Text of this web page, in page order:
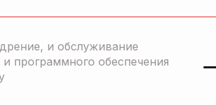
и обслуживание
программного обеспечения